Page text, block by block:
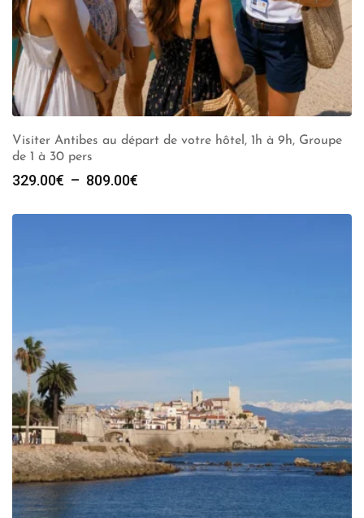
Visiter Antibes au départ de votre hôtel, 1h à 9h, Groupe
de 1 à 30 pers
329.00€ – 809.00€
prix :